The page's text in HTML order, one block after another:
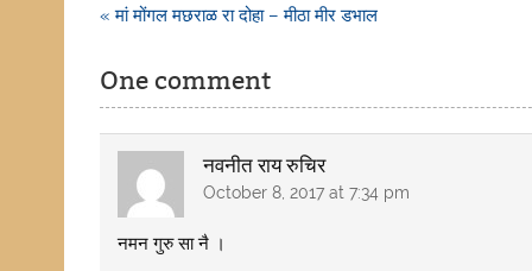
Post
« मां मोंगल मछराळ रा दोहा – मीठा मीर डभाल
One comment
नवनीत राय रुचिर
October 8, 2017 at 7:34 pm
नमन गुरु सा नै ।